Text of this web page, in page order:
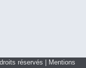
réservés | Mentions